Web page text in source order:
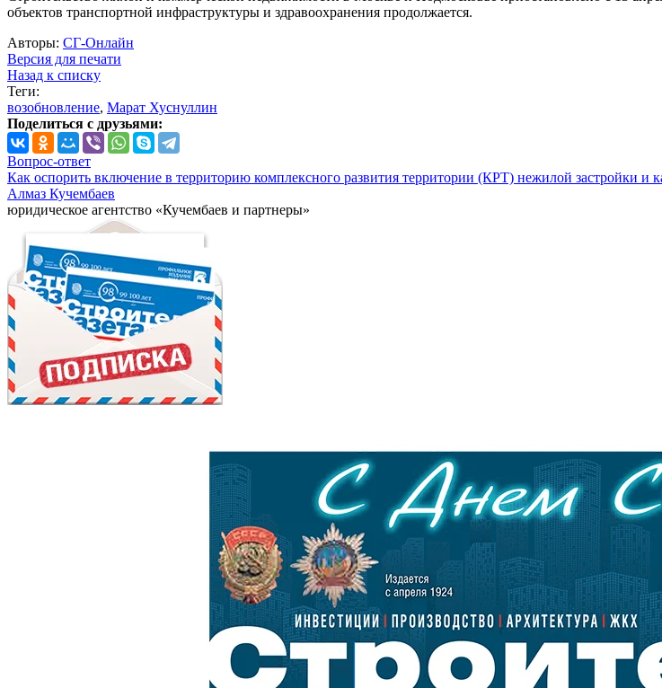
объектов транспортной инфраструктуры и здравоохранения продолжается.
Авторы: СГ-Онлайн
Версия для печати
Назад к списку
Теги:
возобновление, Марат Хуснуллин
Поделиться с друзьями:
Вопрос-ответ
Как оспорить включение в территорию комплексного развития территории (КРТ) нежилой застройки и
Алмаз Кучембаев
юридическое агентство «Кучембаев и партнеры»